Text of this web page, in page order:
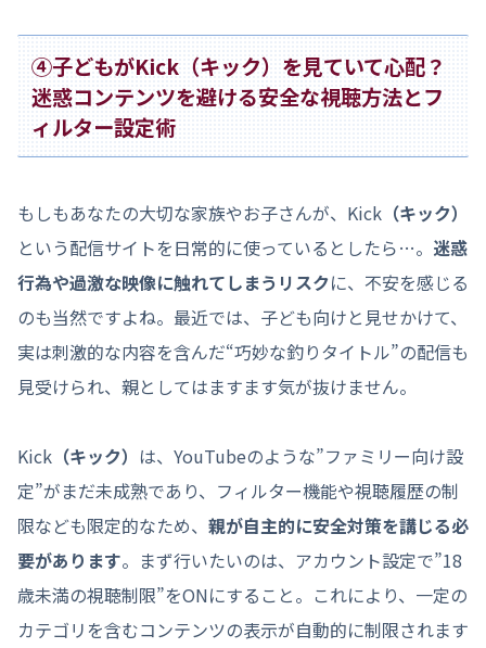
④子どもがKick（キック）を見ていて心配？
迷惑コンテンツを避ける安全な視聴方法とフ
ィルター設定術
もしもあなたの大切な家族やお子さんが、Kick （キック）
という配信サイトを日常的に使っているとしたら…。 迷惑
行為や過激な映像に触れてしまうリスクに、不安を感じる
のも当然ですよね。最近では、子ども向けと見せかけて、
実は刺激的な内容を含んだ“巧妙な釣りタイトル”の配信も
見受けられ、親としてはますます気が抜けません。
Kick （キック） は、YouTubeのような”ファミリー向け設
定”がまだ未成熟であり、フィルター機能や視聴履歴の制
限なども限定的なため、 親が自主的に安全対策を講じる必
要があります。まず行いたいのは、アカウント設定で”18
歳未満の視聴制限”をONにすること。これにより、一定の
カテゴリを含むコンテンツの表示が自動的に制限されます